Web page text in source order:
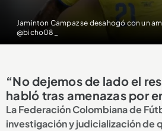
Jaminton Campaz se desahogó con un
@bicho08_
“No dejemos de lado el
habló tras amenazas por
La Federación Colombiana de
investigación y judicialización de